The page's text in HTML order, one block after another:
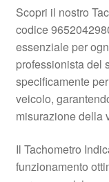
Il mio account
Pagamenti
Politica sulla
Procedura di
Registratore di
Scopri il nostro
codice
essenziale per
professionista del
specificamente
veicolo,
misurazione della
Il Tachometro
funzionamento